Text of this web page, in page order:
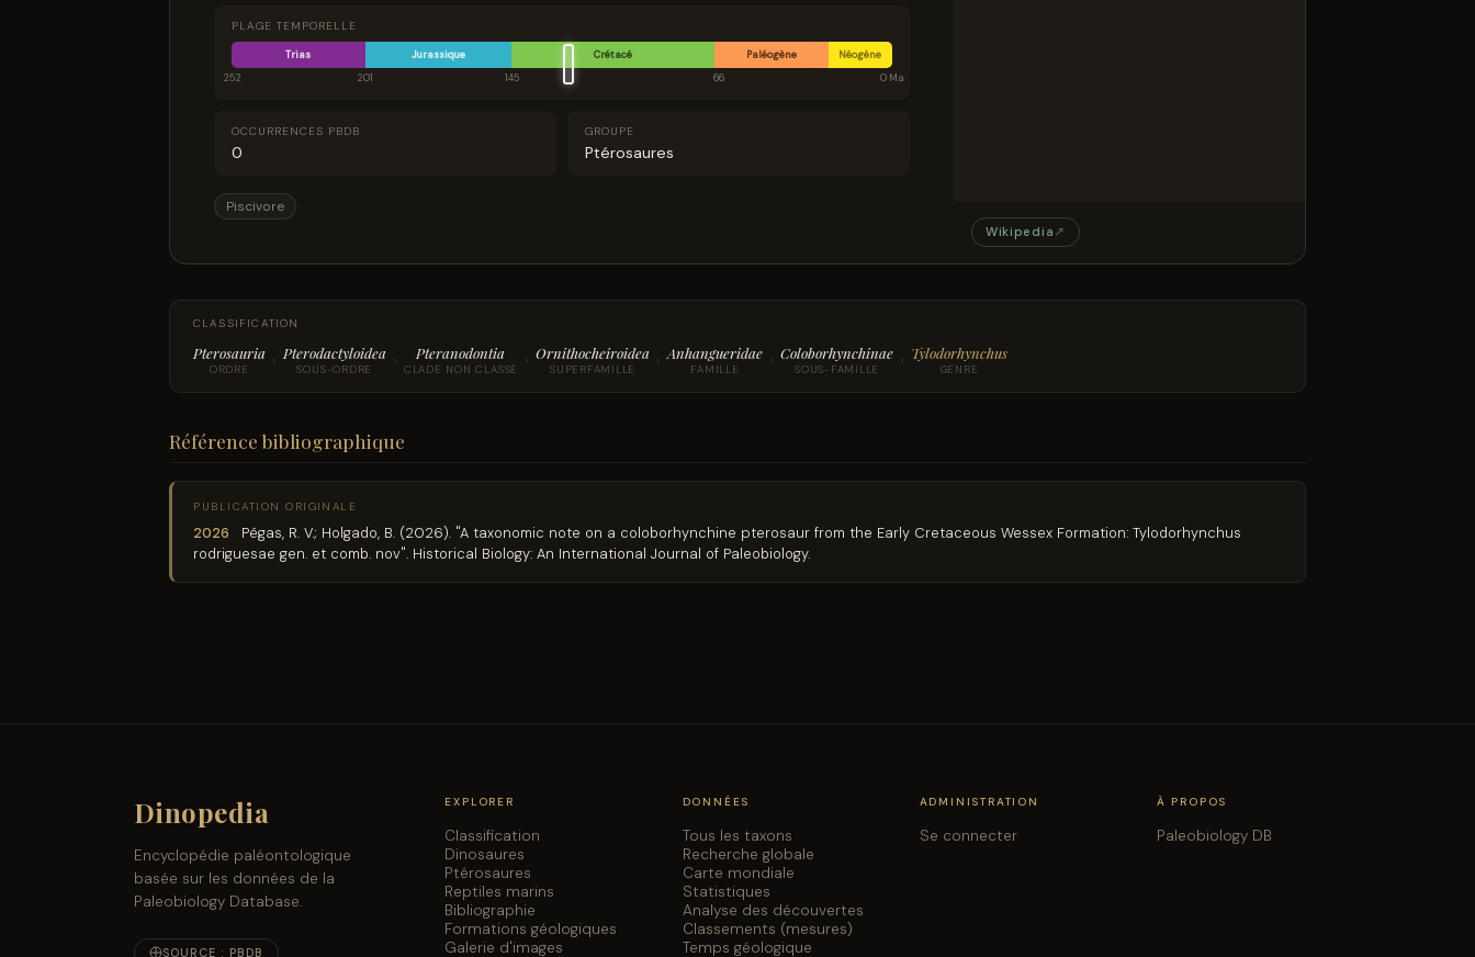
PLAGE TEMPORELLE
Trias Jurassique Crétacé Paléogène
Néogène
252
201 145 66 0 Ma
OCCURRENCES PBDB
0
GROUPE
Ptérosaures
Piscivore
Wikipedia ↗
CLASSIFICATION
Pterosauria
ORDRE › Pterodactyloidea
SOUS-ORDRE › Pteranodontia
CLADE NON CLASSÉ › Ornithocheiroidea
SUPERFAMILLE › Anhangueridae
FAMILLE › Coloborhynchinae
SOUS-FAMILLE › Tylodorhynchus
GENRE
Référence bibliographique
PUBLICATION ORIGINALE
2026
Pêgas, R. V.; Holgado, B. (2026). "A taxonomic note on a coloborhynchine pterosaur from the Early Cretaceous Wessex Formation: Tylodorhynchus
rodriguesae gen. et comb. nov". Historical Biology: An International Journal of Paleobiology.
Dinopedia
Encyclopédie paléontologique
basée sur les données de la
Paleobiology Database.
SOURCE : PBDB
EXPLORER
Classification
Dinosaures
Ptérosaures
Reptiles marins
Bibliographie
Formations géologiques
Galerie d'images
DONNÉES
Tous les taxons
Recherche globale
Carte mondiale
Statistiques
Analyse des découvertes
Classements (mesures)
Temps géologique
ADMINISTRATION
Se connecter
À PROPOS
Paleobiology DB